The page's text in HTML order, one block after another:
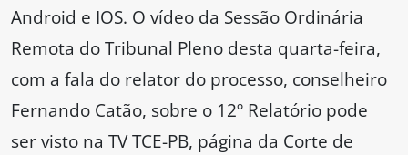
Android e IOS. O vídeo da Sessão Ordinária
Remota do Tribunal Pleno desta quarta-feira,
com a fala do relator do processo, conselheiro
Fernando Catão, sobre o 12º Relatório pode
ser visto na TV TCE-PB, página da Corte de